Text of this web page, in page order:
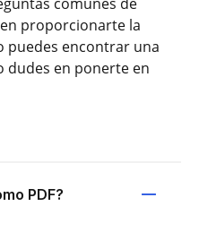
proporcionarte la
puedes encontrar una
dudes en ponerte en
PDF?